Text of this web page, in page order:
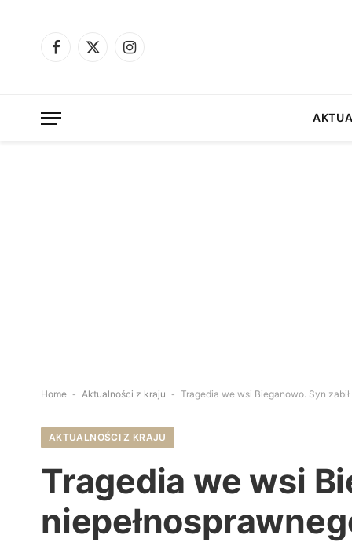
Facebook
X
Instagram
Home - Aktualności z kraju - Tragedia we wsi Bieganowo. Syn
AKTUALNOŚCI Z KRAJU
Tragedia we wsi